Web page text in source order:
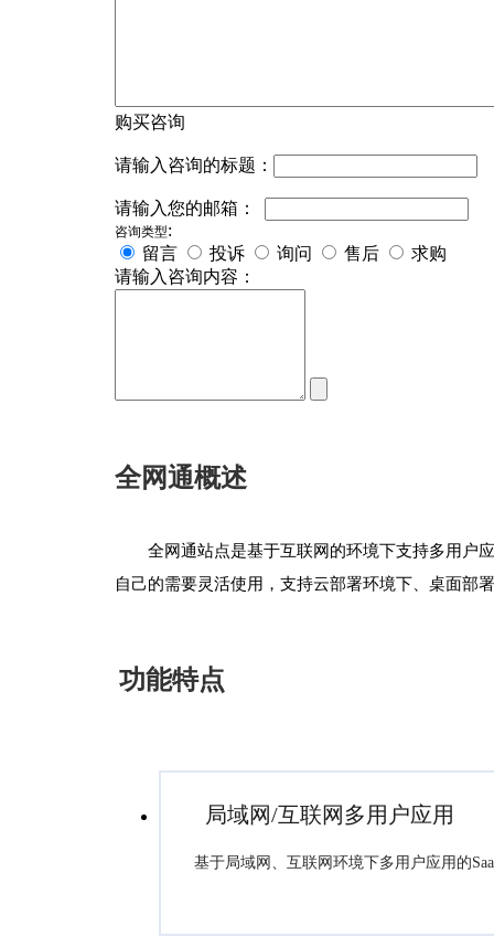
购买咨询
请输入咨询的标题：
请输入您的邮箱：
咨询类型:
留言
投诉 询问 售后
求购
请输入咨询内容：
全网通概述
全网通站点是基于互联网的环境下支持多用户
自己的需要灵活使用，支持云部署环境下、桌面部
功能特点
局域网/互联网多用户应用
基于局域网、互联网环境下多用户应用的